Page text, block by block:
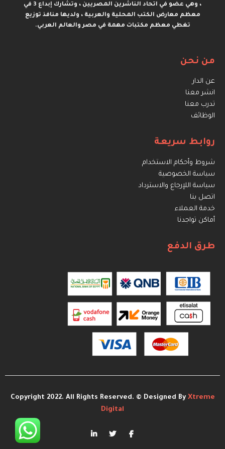
، وهي عضو في اتحاد الناشرين المصريين ، وتشارك إبداع 3 في
معظم معارض الكتب المحلية والعربية ، ولديها منافذ توزيع
تغطي معظم مكتبات مهمة في مصر والعالم العربي.
من نحن
عن الدار
انشر معنا
تدرب معنا
الوظائف
روابط سريعة
شروط وأحكام الاستخدام
سياسة الخصوصية
سياسة اللإرجاع والاسترداد
اتصل بنا
خدمة العملاء
أماكن تواجدنا
طرق الدفع
Copyright 2022. All Rights Reserved. © Designed ByXtreme
Digital